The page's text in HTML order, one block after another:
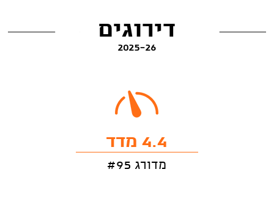
דירוגים
2025-26
4.4 מדד
מדורג #95